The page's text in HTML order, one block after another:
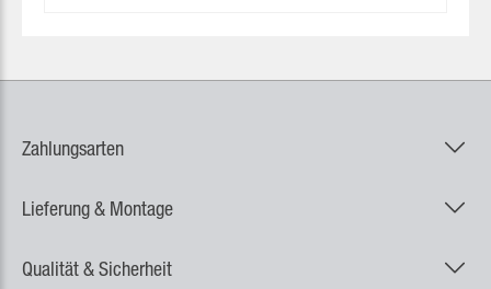
Zahlungsarten
Lieferung & Montage
Qualität & Sicherheit